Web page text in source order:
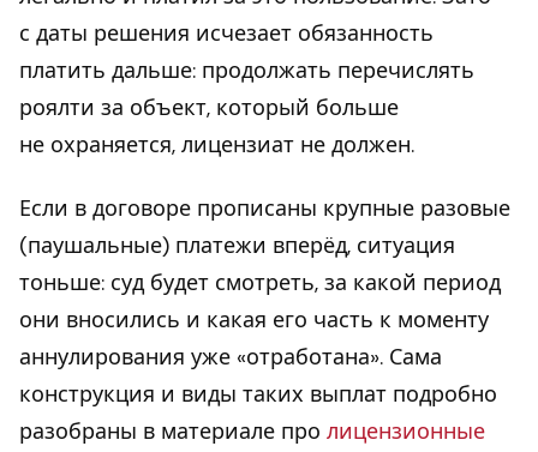
с даты решения исчезает обязанность
платить дальше: продолжать перечислять
роялти за объект, который больше
не охраняется, лицензиат не должен.
Если в договоре прописаны крупные разовые
(паушальные) платежи вперёд, ситуация
тоньше: суд будет смотреть, за какой период
они вносились и какая его часть к моменту
аннулирования уже «отработана». Сама
конструкция и виды таких выплат подробно
разобраны в материале про лицензионные